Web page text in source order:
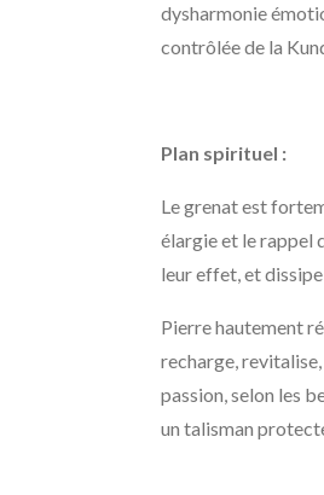
dysharmonie
contrôlée de la
Plan spirituel :
Le grenat est
élargie et le rappel
leur effet, et
Pierre hautement
recharge,
passion, selon les
un talisman